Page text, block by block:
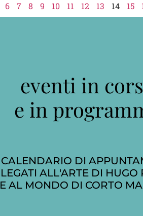
6 7 8 9 10 11 12 13 14 15
eventi in
e in
CALENDARIO DI
LEGATI ALL'ARTE DI HUGO
E AL MONDO DI CORTO